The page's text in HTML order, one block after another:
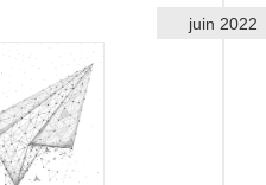
juin 2022